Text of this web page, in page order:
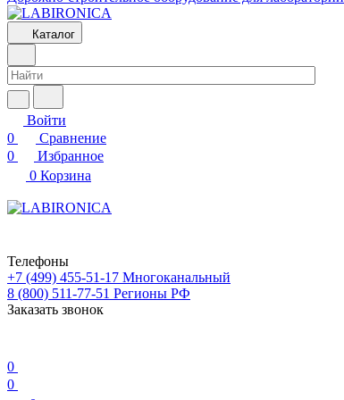
Каталог
Войти
0
Сравнение
0
Избранное
0 Корзина
Телефоны
+7 (499) 455-51-17 Многоканальный
8 (800) 511-77-51 Регионы РФ
Заказать звонок
0
0